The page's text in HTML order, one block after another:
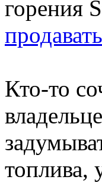
Кто-то
топлива,